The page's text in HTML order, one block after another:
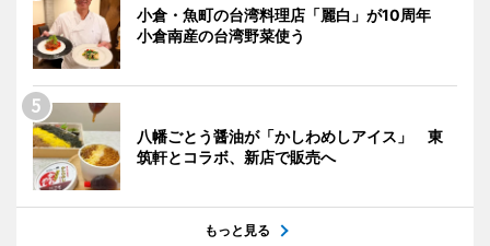
小倉・魚町の台湾料理店「麗白」が10周年
小倉南産の台湾野菜使う
八幡ごとう醤油が「かしわめしアイス」 東
筑軒とコラボ、新店で販売へ
もっと見る